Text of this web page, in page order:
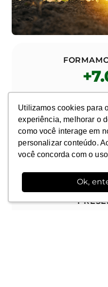
Utilizamos cookies para
experiência, melhorar o
como você interage em
personalizar conteúdo.
você concorda com o
Ok,
Utilizamos cookies para
experiência, melhorar o
como você interage em
personalizar conteúdo.
você concorda com o
Ok,